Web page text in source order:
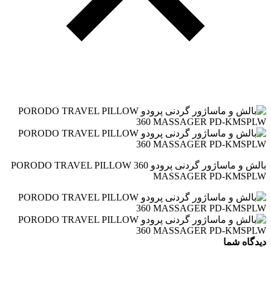
بالش و ماساژور گردنی پرودو PORODO TRAVEL PILLOW 360
MASSAGER PD-KMSPLW
دیدگاه شما